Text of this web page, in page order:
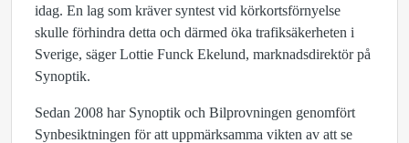
idag. En lag som kräver syntest vid körkortsförnyelse
skulle förhindra detta och därmed öka trafiksäkerheten i
Sverige, säger Lottie Funck Ekelund, marknadsdirektör på
Synoptik.
Sedan 2008 har Synoptik och Bilprovningen genomfört
Synbesiktningen för att uppmärksamma vikten av att se